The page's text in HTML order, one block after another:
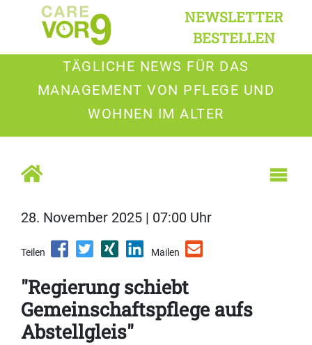
NEWSLETTER
BESTELLEN
TÄGLICHE NEWS FÜR DAS
MANAGEMENT VON PFLEGE UND
WOHNEN IM ALTER
28. November 2025 | 07:00 Uhr
Teilen Mailen
"Regierung schiebt
Gemeinschaftspflege aufs
Abstellgleis"